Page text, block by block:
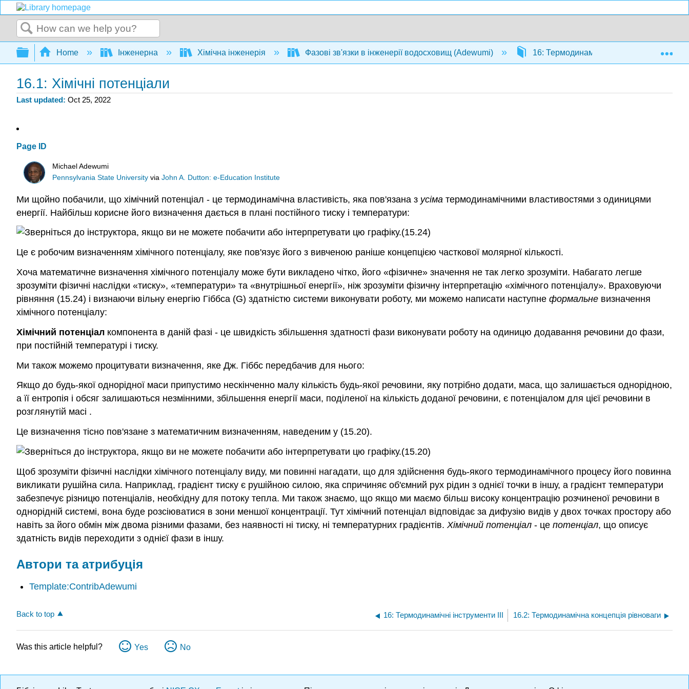
Search
Expand/collapse global hierarchy
Home Інженерна Хімічна інженерія Фазові зв'язки в інженерії водосховищ (Adewumi) 16: Термодинамічні інструменти III
16.1: Хімічні потенціали
Last updated Oct 25, 2022
Page ID
Michael Adewumi
Pennsylvania State Universityvia John A. Dutton: e-Education Institute
Ми щойно побачили, що хімічний потенціал - це термодинамічна властивість, яка пов'язана з усіма термодинамічними властивостями з одиницями
енергії. Найбільш корисне його визначення дається в плані постійного тиску і температури:
(15.24)
Це є робочим визначенням хімічного потенціалу, яке пов'язує його з вивченою раніше концепцією часткової молярної кількості.
Хоча математичне визначення хімічного потенціалу може бути викладено чітко, його «фізичне» значення не так легко зрозуміти. Набагато легше
зрозуміти фізичні наслідки «тиску», «температури» та «внутрішньої енергії», ніж зрозуміти фізичну інтерпретацію «хімічного потенціалу». Враховуючи
рівняння (15.24) і визнаючи вільну енергію Гіббса (G) здатністю системи виконувати роботу, ми можемо написати наступне формальне визначення
хімічного потенціалу:
Хімічний потенціал компонента в даній фазі - це швидкість збільшення здатності фази виконувати роботу на одиницю додавання речовини до фази,
при постійній температурі і тиску.
Ми також можемо процитувати визначення, яке Дж. Гіббс передбачив для нього:
Якщо до будь-якої однорідної маси припустимо нескінченно малу кількість будь-якої речовини, яку потрібно додати, маса, що залишається однорідною,
а її ентропія і обсяг залишаються незмінними, збільшення енергії маси, поділеної на кількість доданої речовини, є потенціалом для цієї речовини в
розглянутій масі .
Це визначення тісно пов'язане з математичним визначенням, наведеним у (15.20).
(15.20)
Щоб зрозуміти фізичні наслідки хімічного потенціалу виду, ми повинні нагадати, що для здійснення будь-якого термодинамічного процесу його повинна
викликати рушійна сила. Наприклад, градієнт тиску є рушійною силою, яка спричиняє об'ємний рух рідин з однієї точки в іншу, а градієнт температури
забезпечує різницю потенціалів, необхідну для потоку тепла. Ми також знаємо, що якщо ми маємо більш високу концентрацію розчиненої речовини в
однорідній системі, вона буде розсіюватися в зони меншої концентрації. Тут хімічний потенціал відповідає за дифузію видів у двох точках простору або
навіть за його обмін між двома різними фазами, без наявності ні тиску, ні температурних градієнтів. Хімічний потенціал - це потенціал, що описує
здатність видів переходити з однієї фази в іншу.
Автори та атрибуція
Template:ContribAdewumi
Back to top 16: Термодинамічні інструменти III 16.2: Термодинамічна концепція рівноваги
Was this article helpful? Yes No